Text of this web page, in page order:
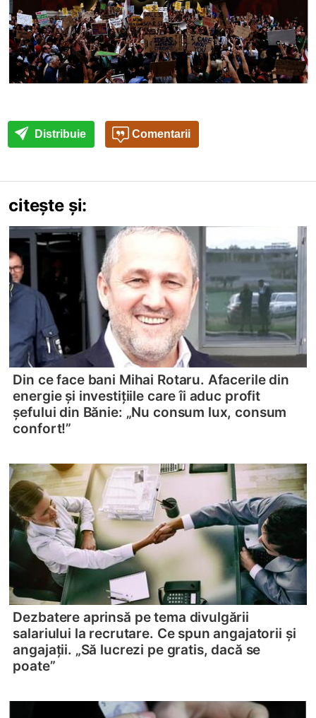
Distribuie Comentarii
citește și:
Din ce face bani Mihai Rotaru. Afacerile din
energie și investițiile care îi aduc profit
șefului din Bănie: „Nu consum lux, consum
confort!”
Dezbatere aprinsă pe tema divulgării
salariului la recrutare. Ce spun angajatorii și
angajații. „Să lucrezi pe gratis, dacă se
poate”